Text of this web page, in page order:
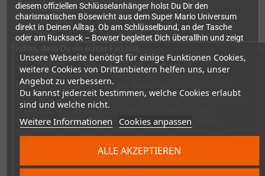
Unsere Webseite benötigt für einige Funktionen Cookies,
weitere Cookies von Drittanbietern helfen uns, unser
Angebot zu verbessern.
Du kannst jederzeit bestimmen, welche Cookies erlaubt
sind und welche nicht.
Weitere Informationen Cookies anpassen
ALLE AKZEPTIEREN
diesem offiziellen Schlüsselanhänger holst Du Dir den
charismatischen Bösewicht aus dem Super Mario Universum
direkt in Deinen Alltag. Ob am Schlüsselbund, an der Tasche
oder am Rucksack – Bowser begleitet Dich überallhin und zeigt
Hochwertig gefertigt aus flexiblem Weich-PVC
Der Schlüsselanhänger besteht aus erstklassigem Weich-PVC –
Flexibilität auszeichnet. Perfekt geeignet für detailreiche
imposanten Hörner und natürlich sein grimmiger,
entschlossener Gesichtsausdruck. Die kräftigen Farben sind